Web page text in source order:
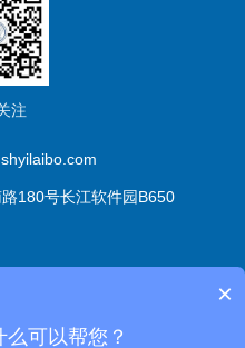
注
180号长江软件园B650
×
可以帮您？